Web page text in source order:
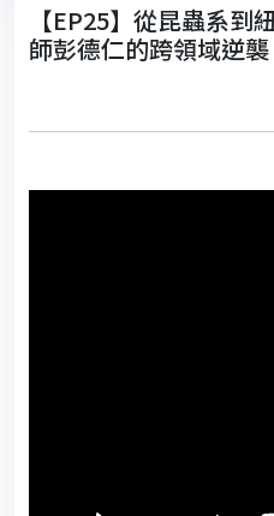
【EP25】從昆蟲系
師彭德仁的跨領域逆襲